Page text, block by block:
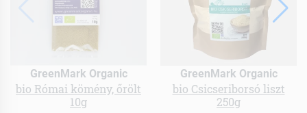
GreenMark Organic
bio Római kömény, őrölt
10g
GreenMark Organic
bio Csicseriborsó liszt
250g